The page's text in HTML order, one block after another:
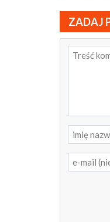
ZADAJ